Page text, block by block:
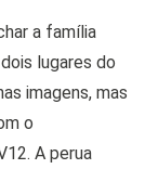
a família
lugares do
imagens, mas
o
A perua